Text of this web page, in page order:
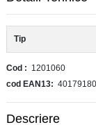
Tip
Cod
1201060
cod EAN13
Descriere